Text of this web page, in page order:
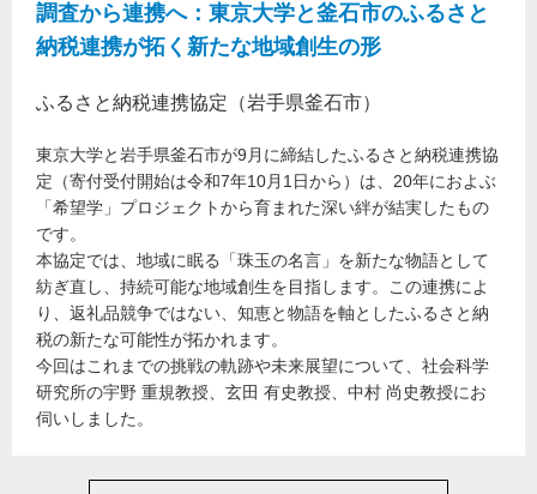
調査から連携へ：東京大学と釜石市のふるさと
納税連携が拓く新たな地域創生の形
ふるさと納税連携協定（岩手県釜石市）
東京大学と岩手県釜石市が9月に締結したふるさと納税連携協
定（寄付受付開始は令和7年10月1日から）は、20年におよぶ
「希望学」プロジェクトから育まれた深い絆が結実したもの
です。
本協定では、地域に眠る「珠玉の名言」を新たな物語として
紡ぎ直し、持続可能な地域創生を目指します。この連携によ
り、返礼品競争ではない、知恵と物語を軸としたふるさと納
税の新たな可能性が拓かれます。
今回はこれまでの挑戦の軌跡や未来展望について、社会科学
研究所の宇野 重規教授、玄田 有史教授、中村 尚史教授にお
伺いしました。